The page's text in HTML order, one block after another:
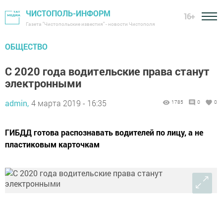
ЧИСТОПОЛЬ-ИНФОРМ
Газета "Чистопольские известия" - новости Чистополя
16+
ОБЩЕСТВО
С 2020 года водительские права станут
электронными
admin, 4 марта 2019 - 16:35 1785 0 0
ГИБДД готова распознавать водителей по лицу, а не
пластиковым карточкам